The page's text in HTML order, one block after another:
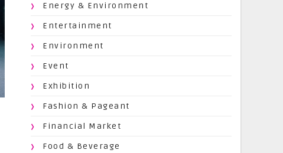
Energy & Environment
Entertainment
Environment
Event
Exhibition
Fashion & Pageant
Financial Market
Food & Beverage